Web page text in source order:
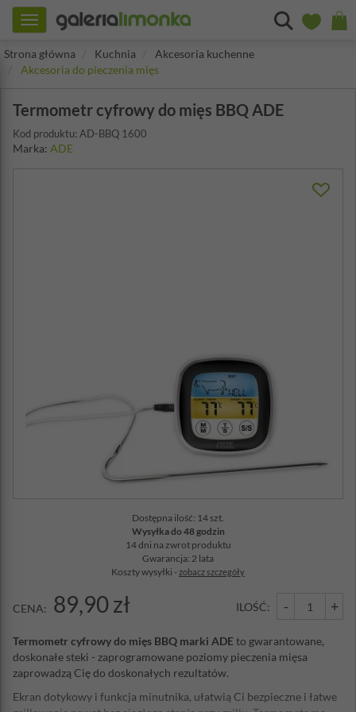
Toggle
navigation
Strona główna
Kuchnia
Akcesoria kuchenne
Akcesoria do pieczenia mięs
Termometr cyfrowy do mięs BBQ ADE
Kod produktu: AD-BBQ 1600
Marka: ADE
Dostępna ilość: 14 szt.
Wysyłka do 48 godzin
14 dni na zwrot produktu
Gwarancja: 2 lata
Koszty wysyłki -zobacz szczegóły
CENA: 89,90 zł ILOŚĆ: - +
Termometr cyfrowy do mięs BBQ marki ADEto gwarantowane,
doskonałe steki - zaprogramowane poziomy pieczenia mięsa
zaprowadzą Cię do doskonałych rezultatów.
Ekran dotykowy i funkcja minutnika, ułatwią Ci bezpieczne i łatwe